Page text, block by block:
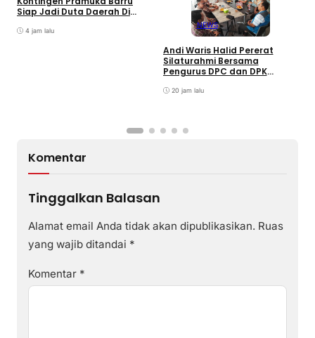
Siap Jadi Duta Daerah Di
4 jam lalu
NEWS
Andi Waris Halid Pererat
Silaturahmi Bersama
Pengurus DPC dan DPK
20 jam lalu
Komentar
Tinggalkan Balasan
Alamat email Anda tidak akan dipublikasikan. Ruas
yang wajib ditandai *
Komentar *